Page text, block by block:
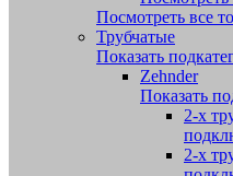
Посмотреть все
Трубчатые
Показать
Zehnder
Показать
2-х
2-х